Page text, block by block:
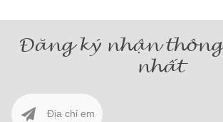
Đăng ký nhận
nhất